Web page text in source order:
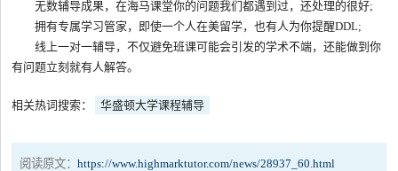
无数辅导成果，在海马课堂你的问题我们都遇到过，还处理的很好;
拥有专属学习管家，即使一个人在美留学，也有人为你提醒DDL;
线上一对一辅导，不仅避免班课可能会引发的学术不端，还能做到你
有问题立刻就有人解答。
相关热词搜索： 华盛顿大学课程辅导
阅读原文：https://www.highmarktutor.com/news/28937_60.html